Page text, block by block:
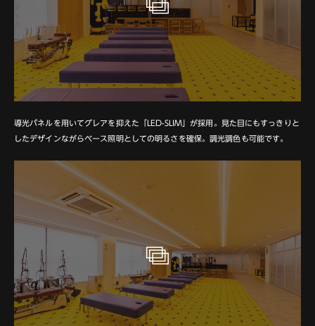
導光パネルを用いてグレアを抑えた「LED-SLIM」が採用。
見た目にもすっきりと
したデザインながらベース照明としての明るさを確保。調光調色も可能です。